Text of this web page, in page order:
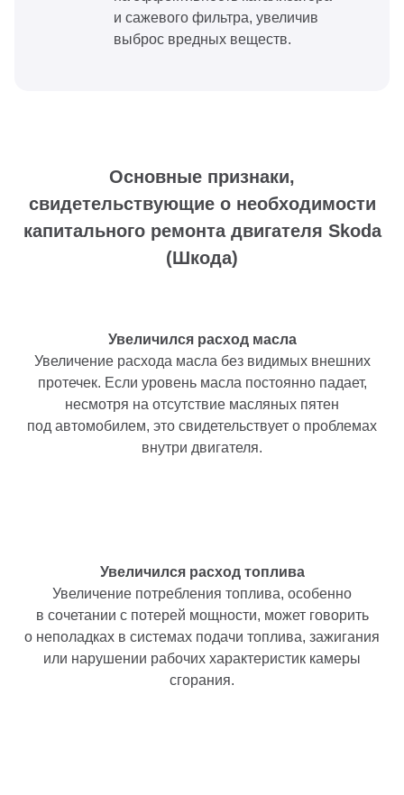
и сажевого фильтра, увеличив
выброс вредных веществ.
Основные признаки,
свидетельствующие о необходимости
капитального ремонта двигателя Skoda
(Шкода)
Увеличился расход масла
Увеличение расхода масла без видимых внешних
протечек. Если уровень масла постоянно падает,
несмотря на отсутствие масляных пятен
под автомобилем, это свидетельствует о проблемах
внутри двигателя.
Увеличился расход топлива
Увеличение потребления топлива, особенно
в сочетании с потерей мощности, может говорить
о неполадках в системах подачи топлива, зажигания
или нарушении рабочих характеристик камеры
сгорания.